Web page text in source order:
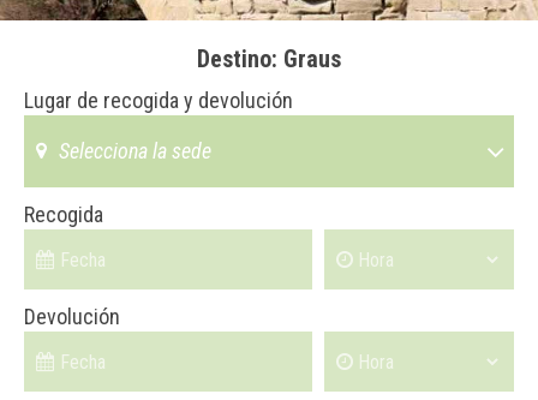
Destino: Graus
Lugar de recogida y devolución
Selecciona la sede
Recogida
Devolución